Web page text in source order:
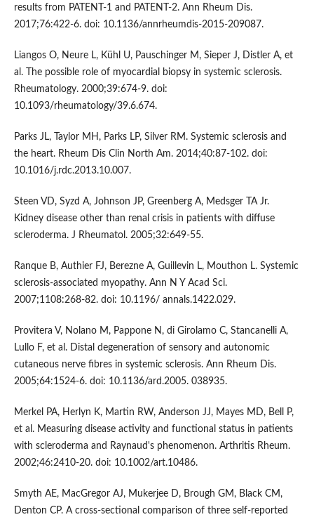
results from PATENT-1 and PATENT-2. Ann Rheum Dis.
2017;76:422-6. doi: 10.1136/annrheumdis-2015-209087.
Liangos O, Neure L, Kühl U, Pauschinger M, Sieper J, Distler A, et
al. The possible role of myocardial biopsy in systemic sclerosis.
Rheumatology. 2000;39:674-9. doi:
10.1093/rheumatology/39.6.674.
Parks JL, Taylor MH, Parks LP, Silver RM. Systemic sclerosis and
the heart. Rheum Dis Clin North Am. 2014;40:87-102. doi:
10.1016/j.rdc.2013.10.007.
Steen VD, Syzd A, Johnson JP, Greenberg A, Medsger TA Jr.
Kidney disease other than renal crisis in patients with diffuse
scleroderma. J Rheumatol. 2005;32:649-55.
Ranque B, Authier FJ, Berezne A, Guillevin L, Mouthon L. Systemic
sclerosis-associated myopathy. Ann N Y Acad Sci.
2007;1108:268-82. doi: 10.1196/ annals.1422.029.
Provitera V, Nolano M, Pappone N, di Girolamo C, Stancanelli A,
Lullo F, et al. Distal degeneration of sensory and autonomic
cutaneous nerve fibres in systemic sclerosis. Ann Rheum Dis.
2005;64:1524-6. doi: 10.1136/ard.2005. 038935.
Merkel PA, Herlyn K, Martin RW, Anderson JJ, Mayes MD, Bell P,
et al. Measuring disease activity and functional status in patients
with scleroderma and Raynaud's phenomenon. Arthritis Rheum.
2002;46:2410-20. doi: 10.1002/art.10486.
Smyth AE, MacGregor AJ, Mukerjee D, Brough GM, Black CM,
Denton CP. A cross-sectional comparison of three self-reported